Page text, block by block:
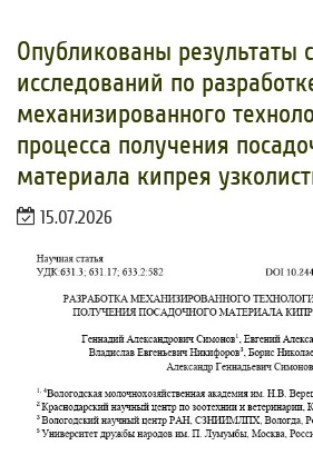
Опубликованы результаты
исследований по
механизированного
процесса получения
материала кипрея
15.07.2026